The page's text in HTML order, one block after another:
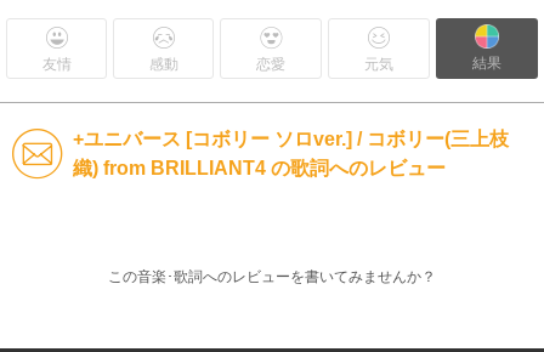
友情 感動 恋愛 元気 結果
+ユニバース [コボリー ソロver.] / コボリー(三上枝
織) from BRILLIANT4 の歌詞へのレビュー
この音楽･歌詞へのレビューを書いてみませんか？